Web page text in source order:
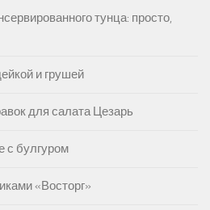
тунца: просто,
и грушей
для салата Цезарь
с булгуром
«Восторг»